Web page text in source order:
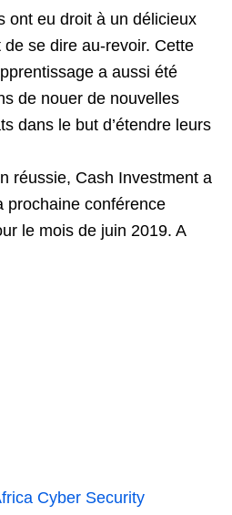
ont eu droit à un délicieux
se dire au-revoir. Cette
a aussi été
de nouer de nouvelles
dans le but d’étendre leurs
réussie, Cash Investment a
prochaine conférence
le mois de juin 2019. A
Cyber Security